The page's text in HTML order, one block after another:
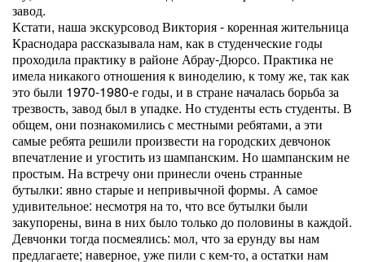
завод.
Кстати, наша экскурсовод Виктория - коренная жительница
Краснодара рассказывала нам, как в студенческие годы
проходила практику в районе Абрау-Дюрсо. Практика не
имела никакого отношения к виноделию, к тому же, так как
это были 1970-1980-е годы, и в стране началась борьба за
трезвость, завод был в упадке. Но студенты есть студенты. В
общем, они познакомились с местными ребятами, а эти
самые ребята решили произвести на городских девчонок
впечатление и угостить из шампанским. Но шампанским не
простым. На встречу они принесли очень странные
бутылки: явно старые и непривычной формы. А самое
удивительное: несмотря на то, что все бутылки были
закупорены, вина в них было только до половины в каждой.
Девчонки тогда посмеялись: мол, что за ерунду вы нам
предлагаете; наверное, уже пили с кем-то, а остатки нам